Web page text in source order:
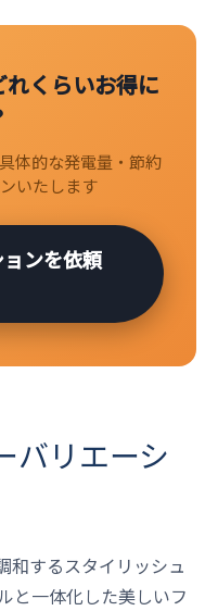
くらいお得に
体的な発電量・節約
いたします
ンを依頼
バリエーシ
和するスタイリッシュ
と一体化した美しいフ